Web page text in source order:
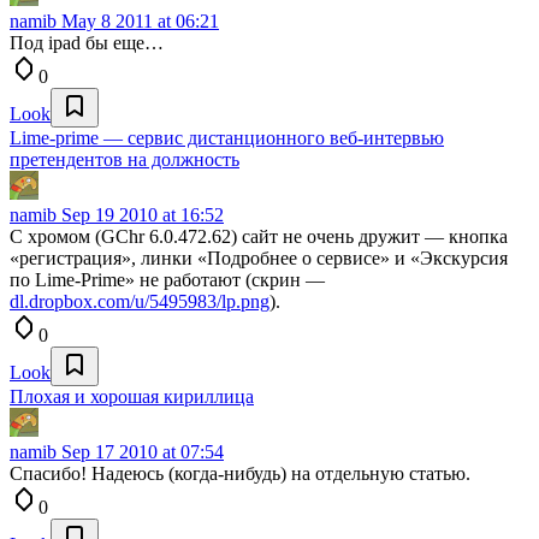
namib May 8 2011 at 06:21
Под ipad бы еще…
0
Look
Lime-prime — сервис дистанционного веб-интервью
претендентов на должность
namib Sep 19 2010 at 16:52
С хромом (GChr 6.0.472.62) сайт не очень дружит — кнопка
«регистрация», линки «Подробнее о сервисе» и «Экскурсия
по Lime-Prime» не работают (скрин —
dl.dropbox.com/u/5495983/lp.png).
0
Look
Плохая и хорошая кириллица
namib Sep 17 2010 at 07:54
Спасибо! Надеюсь (когда-нибудь) на отдельную статью.
0